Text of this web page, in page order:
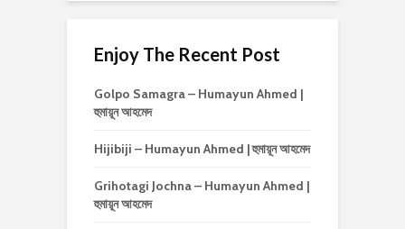
Enjoy The Recent Post
Golpo Samagra – Humayun Ahmed |
হুমায়ূন আহমেদ
Hijibiji – Humayun Ahmed | হুমায়ূন আহমেদ
Grihotagi Jochna – Humayun Ahmed |
হুমায়ূন আহমেদ